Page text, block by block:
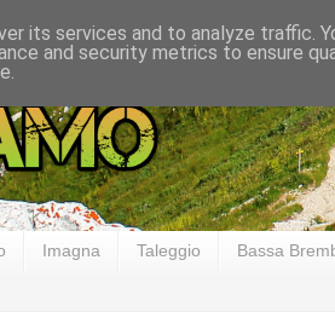
Imagna Taleggio Bassa
its services and to analyze traffic.
and security metrics to ensure